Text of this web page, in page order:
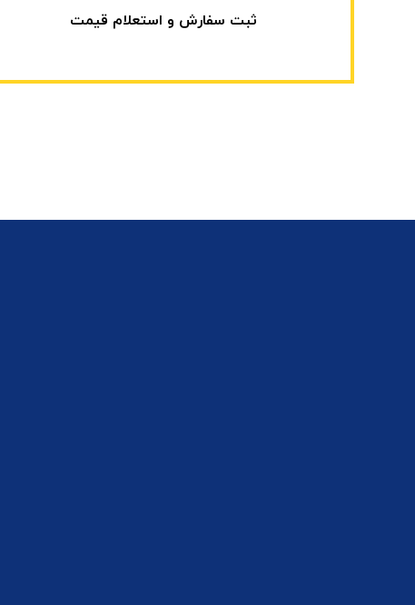
ثبت سفارش و استعلام قیمت